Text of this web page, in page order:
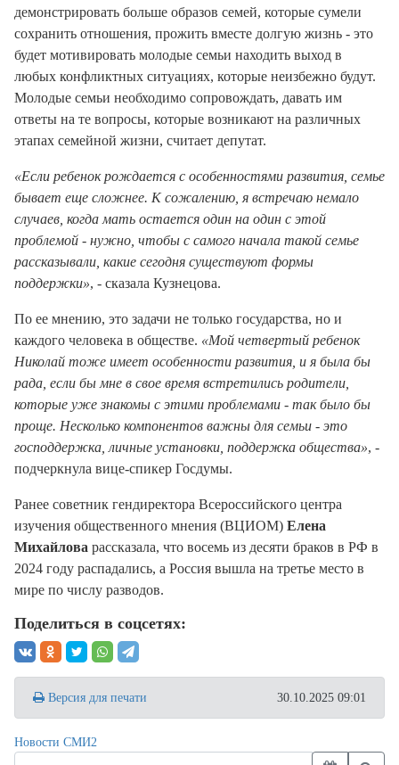
демонстрировать больше образов семей, которые сумели
сохранить отношения, прожить вместе долгую жизнь - это
будет мотивировать молодые семьи находить выход в
любых конфликтных ситуациях, которые неизбежно будут.
Молодые семьи необходимо сопровождать, давать им
ответы на те вопросы, которые возникают на различных
этапах семейной жизни, считает депутат.
«Если ребенок рождается с особенностями развития, семье
бывает еще сложнее. К сожалению, я встречаю немало
случаев, когда мать остается один на один с этой
проблемой - нужно, чтобы с самого начала такой семье
рассказывали, какие сегодня существуют формы
поддержки», - сказала Кузнецова.
По ее мнению, это задачи не только государства, но и
каждого человека в обществе. «Мой четвертый ребенок
Николай тоже имеет особенности развития, и я была бы
рада, если бы мне в свое время встретились родители,
которые уже знакомы с этими проблемами - так было бы
проще. Несколько компонентов важны для семьи - это
господдержка, личные установки, поддержка общества», -
подчеркнула вице-спикер Госдумы.
Ранее советник гендиректора Всероссийского центра
изучения общественного мнения (ВЦИОМ) Елена
Михайлова рассказала, что восемь из десяти браков в РФ в
2024 году распадались, а Россия вышла на третье место в
мире по числу разводов.
Поделиться в соцсетях:
Версия для печати 30.10.2025 09:01
Новости СМИ2